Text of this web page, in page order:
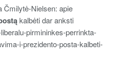
Čmilytė-Nielsen: apie
kalbėti dar anksti
pirmininkes-perrinkta-
i-prezidento-posta-kalbeti-